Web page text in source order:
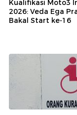
Kualifikasi Moto3
2026: Veda Ega
Bakal Start ke-16